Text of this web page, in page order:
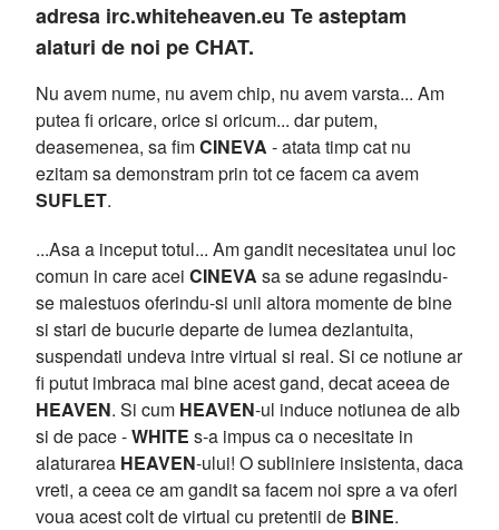
adresa irc.whiteheaven.eu Te asteptam
alaturi de noi pe CHAT.
Nu avem nume, nu avem chip, nu avem varsta... Am
putea fi oricare, orice si oricum... dar putem,
deasemenea, sa fimCINEVA - atata timp cat nu
ezitam sa demonstram prin tot ce facem ca avem
SUFLET.
...Asa a inceput totul... Am gandit necesitatea unui loc
comun in care acei CINEVA sa se adune regasindu-
se maiestuos oferindu-si unii altora momente de bine
si stari de bucurie departe de lumea dezlantuita,
suspendati undeva intre virtual si real. Si ce notiune ar
fi putut imbraca mai bine acest gand, decat aceea de
HEAVEN. Si cum HEAVEN-ul induce notiunea de alb
si de pace -WHITE s-a impus ca o necesitate in
alaturarea HEAVEN-ului! O subliniere insistenta, daca
vreti, a ceea ce am gandit sa facem noi spre a va oferi
voua acest colt de virtual cu pretentii de BINE.